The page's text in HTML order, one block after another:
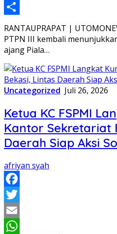
Share
RANTAUPRAPAT |
PTPN III kembali
ajang Piala…
Uncategorized Juli 26, 2026
Ketua KC FSPMI
Kantor Sekretariat
Daerah Siap Aksi
afriyan syah
Facebook
Twitter
Email